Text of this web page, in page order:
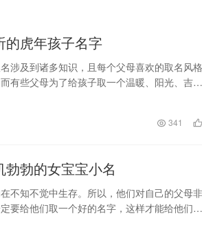
的虎年孩子名字
涉及到诸多知识，且每个父母喜欢的取名风格
有些父母为了给孩子取一个温暖、阳光、吉利
341
勃的女宝宝小名
不知不觉中生存。所以，他们对自己的父母非
要给他们取一个好的名字，这样才能给他们的